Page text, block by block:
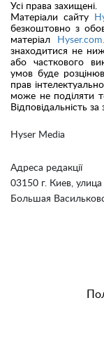
Hyser Media
Адреса редакції
03150 г. Киев, улица
Большая
Усі права захищені.
Матеріали сайту
безкоштовно з
матеріал
знаходитися не
або часткового
умов буде
прав
може не поділяти
Відповідальність